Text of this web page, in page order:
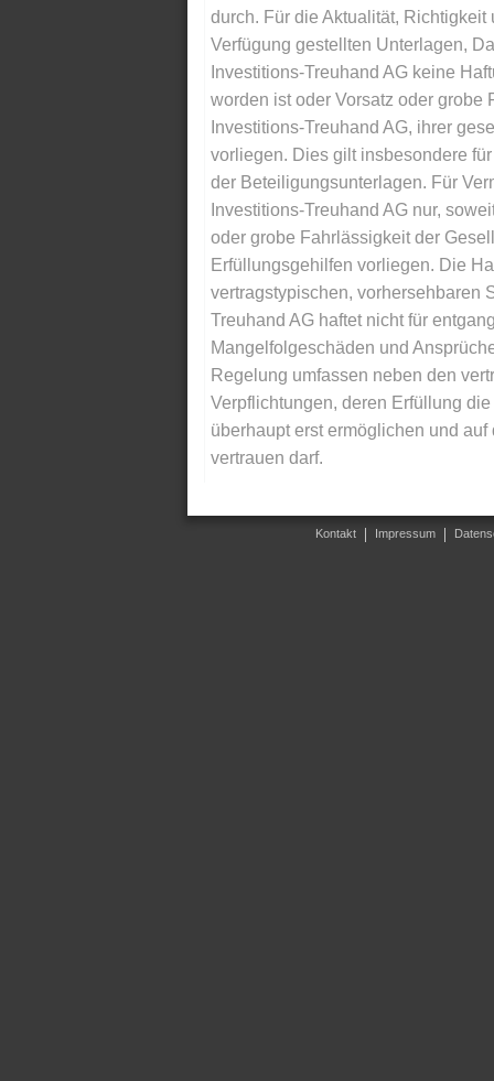
durch. Für die Aktualität,
Verfügung gestellten Unterlagen,
Investitions-Treuhand AG keine
worden ist oder Vorsatz oder
Investitions-Treuhand AG, ihrer
vorliegen. Dies gilt insbesondere
der Beteiligungsunterlagen. Für
Investitions-Treuhand AG nur,
oder grobe Fahrlässigkeit der
Erfüllungsgehilfen vorliegen. Die
vertragstypischen, vorhersehbaren
Treuhand AG haftet nicht für
Mangelfolgeschäden und
Regelung umfassen neben den
Verpflichtungen, deren Erfüllung
überhaupt erst ermöglichen und
vertrauen darf.
Kontakt Impressum